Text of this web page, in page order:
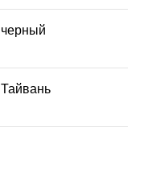
черный
Тайвань